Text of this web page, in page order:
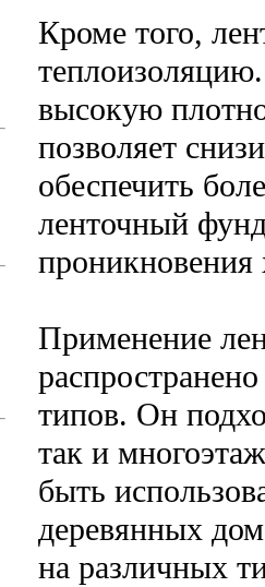
Кроме того,
высокую
позволяет
обеспечить
ленточный
проникновения
Применение
типов. Он
так и
быть
деревянных
на различных